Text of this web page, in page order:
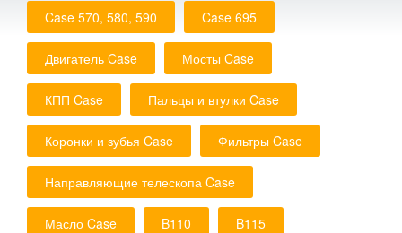
Case 570, 580, 590 Case 695
Двигатель Case Мосты Case
КПП Case Пальцы и втулки Case
Коронки и зубья Case Фильтры Case
Направляющие телескопа Case
Масло Case B110 B115